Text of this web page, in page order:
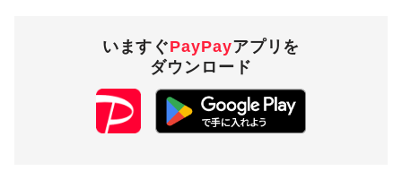
いますぐPayPayアプリを
ダウンロード